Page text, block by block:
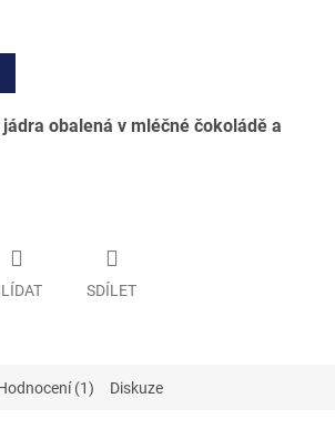
obalená v mléčné čokoládě a
SDÍLET
(1) Diskuze